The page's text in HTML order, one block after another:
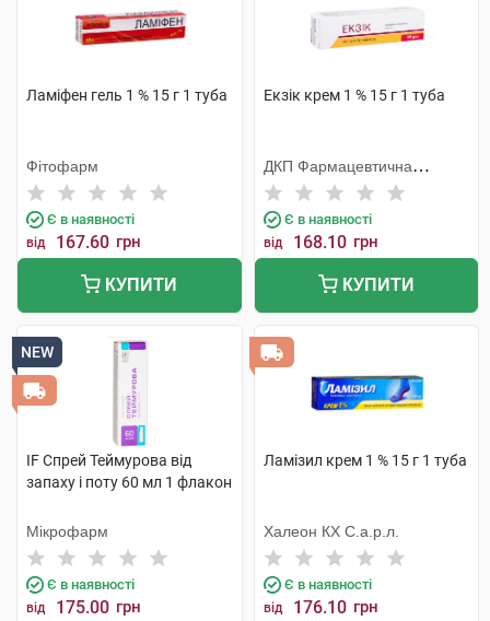
Ламіфен гель 1 % 15 г 1 туба
Фітофарм
Є в наявності
від 167.60 грн
КУПИТИ
Екзік крем 1 % 15 г 1 туба
ДКП Фармацевтична
фабрика
Є в наявності
від 168.10 грн
КУПИТИ
NEW
IF Спрей Теймурова від
запаху і поту 60 мл 1 флакон
Мікрофарм
Є в наявності
від 175.00 грн
Ламізил крем 1 % 15 г 1 туба
Халеон КХ С.а.р.л.
Є в наявності
від 176.10 грн